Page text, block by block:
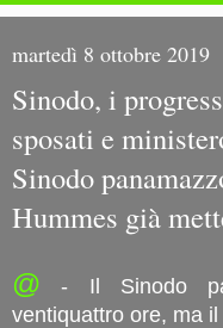
martedì 8 ottobre 2019
Sinodo, i
sposati e
Sinodo
Hummes già
@ - Il Sinodo
ventiquattro ore, ma